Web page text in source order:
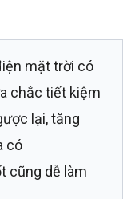
mặt trời có
chắc tiết kiệm
lại, tăng
có
cũng dễ làm